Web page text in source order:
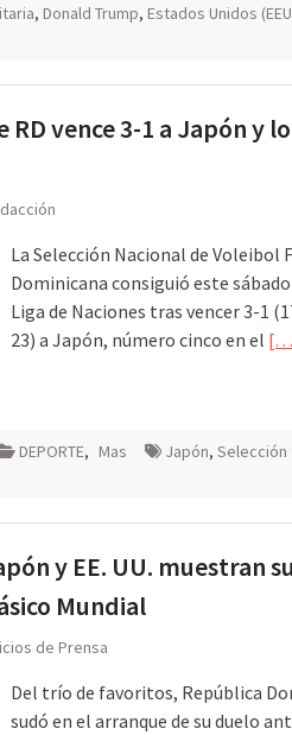
, Donald Trump, Estados Unidos
vence 3-1 a Japón y
La Selección Nacional de Voleibol
Dominicana consiguió este
Liga de Naciones tras vencer 3-1
23) a Japón, número cinco en el
DEPORTE, Mas Japón, Selección
y EE. UU. muestran
Mundial
de Prensa
Del trío de favoritos, República
sudó en el arranque de su duelo